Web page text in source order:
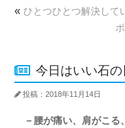
« ひとつひとつ解決して
今日はいい石の
投稿：2018年11月14日
－腰が痛い、肩がこる